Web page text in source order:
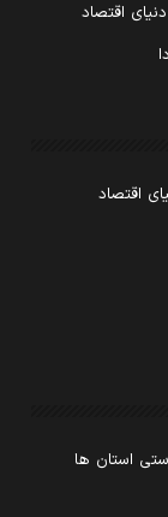
اقتصاد
اقتصاد
استان ها